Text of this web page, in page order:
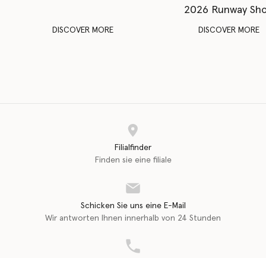
DISCOVER MORE
2026 Runway
DISCOVER MORE
Filialfinder
Finden sie eine filiale
Schicken Sie uns eine E-Mail
Wir antworten Ihnen innerhalb von 24 Stunden